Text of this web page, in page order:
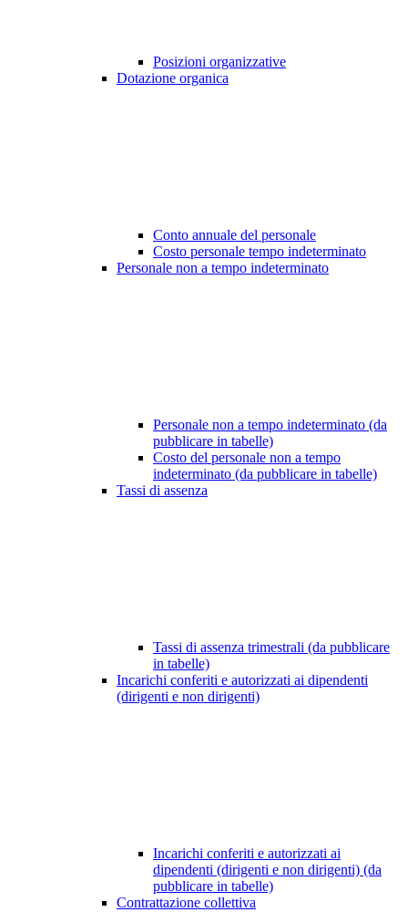
Posizioni organizzative
Dotazione organica
Conto annuale del personale
Costo personale tempo indeterminato
Personale non a tempo indeterminato
Personale non a tempo indeterminato (da
pubblicare in tabelle)
Costo del personale non a tempo
indeterminato (da pubblicare in tabelle)
Tassi di assenza
Tassi di assenza trimestrali (da pubblicare
in tabelle)
Incarichi conferiti e autorizzati ai dipendenti
(dirigenti e non dirigenti)
Incarichi conferiti e autorizzati ai
dipendenti (dirigenti e non dirigenti) (da
pubblicare in tabelle)
Contrattazione collettiva